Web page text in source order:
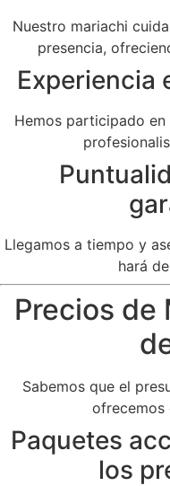
Nuestro mariachi
presencia,
Experiencia
Hemos participado
Llegamos a tiempo y
hará
Precios de
Sabemos que el
ofrecemos
Paquetes
los